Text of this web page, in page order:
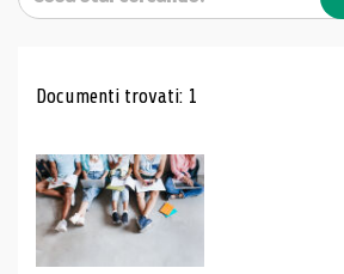
Risultati di ricerca
Documenti trovati: 1